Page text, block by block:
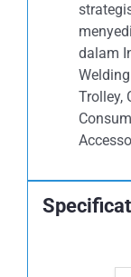
dalam
Trolley,